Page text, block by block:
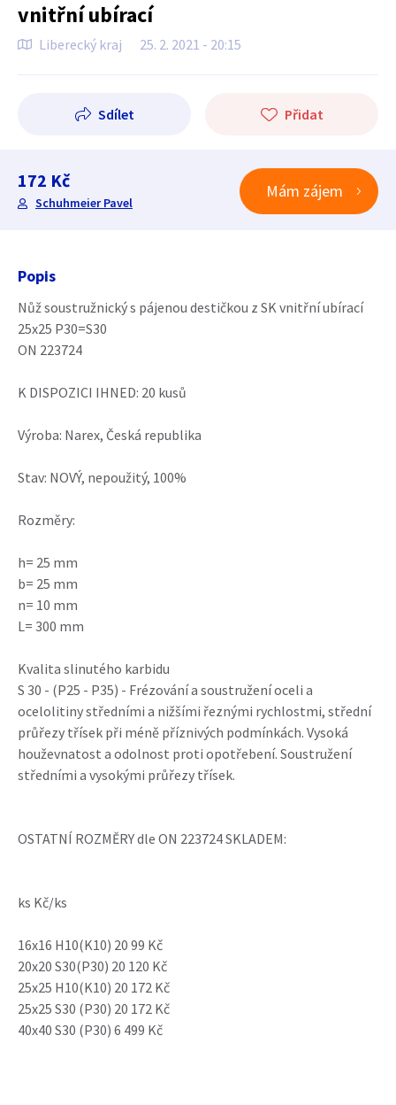
vnitřní ubírací
Liberecký kraj 25. 2. 2021 - 20:15
Sdílet Přidat
172 Kč
Schuhmeier Pavel
Mám zájem
Popis
Nůž soustružnický s pájenou destičkou z SK vnitřní ubírací
25x25 P30=S30
ON 223724
K DISPOZICI IHNED: 20 kusů
Výroba: Narex, Česká republika
Stav: NOVÝ, nepoužitý, 100%
Rozměry:
h= 25 mm
b= 25 mm
n= 10 mm
L= 300 mm
Kvalita slinutého karbidu
S 30 - (P25 - P35) - Frézování a soustružení oceli a
ocelolitiny středními a nižšími řeznými rychlostmi, střední
průřezy třísek při méně příznivých podmínkách. Vysoká
houževnatost a odolnost proti opotřebení. Soustružení
středními a vysokými průřezy třísek.
OSTATNÍ ROZMĚRY dle ON 223724 SKLADEM:
ks Kč/ks
16x16 H10(K10) 20 99 Kč
20x20 S30(P30) 20 120 Kč
25x25 H10(K10) 20 172 Kč
25x25 S30 (P30) 20 172 Kč
40x40 S30 (P30) 6 499 Kč